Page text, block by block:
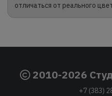
отличаться от реального
2010-2026
+7 (383)